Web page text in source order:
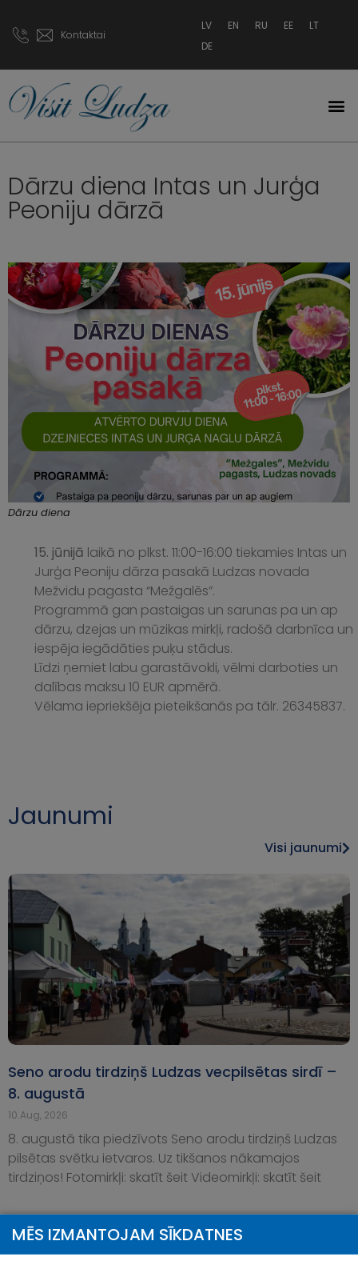
Kontaktai
LV EN RU EE
LT
DE
Dārzu diena Intas un Jurģa
Peoniju dārzā
Dārzu diena
15. jūnijā laikā no plkst. 11:00-16:00 tiekamies Intas un
Jurģa Peoniju dārza pasakā Ludzas novada
Mežvidu pagasta “Mežgalēs”.
Programmā gan pastaigas un sarunas pa un ap
dārzu, dzejas un mūzikas mirkļi, radošā darbnīca un
iespēja iegādāties puķu stādus.
Līdzi ņemiet labu garastāvokli, vēlmi darboties un
dalības maksu 10 EUR apmērā.
Vēlama iepriekšēja pieteikšanās pa tālr. 26345837.
Jaunumi
Visi jaunumi
Seno arodu tirdziņš Ludzas vecpilsētas sirdī –
8. augustā
10.Aug, 2026
8. augustā tika piedzīvots Seno arodu tirdziņš Ludzas
pilsētas svētku ietvaros. Uz tikšanos nākamajos
tirdziņos! Fotomirkļi: skatīt šeit Videomirkļi: skatīt šeit
MĒS IZMANTOJAM SĪKDATNES